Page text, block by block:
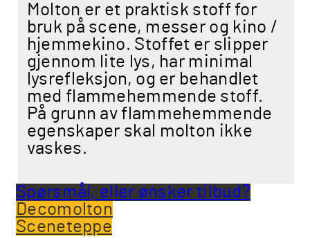
Molton er et praktisk stoff for
bruk på scene, messer og kino /
hjemmekino. Stoffet er slipper
gjennom lite lys, har minimal
lysrefleksjon, og er behandlet
med flammehemmende stoff.
På grunn av flammehemmende
egenskaper skal molton ikke
vaskes.
Spørsmål, eller ønsker tilbud?
Decomolton
Sceneteppe